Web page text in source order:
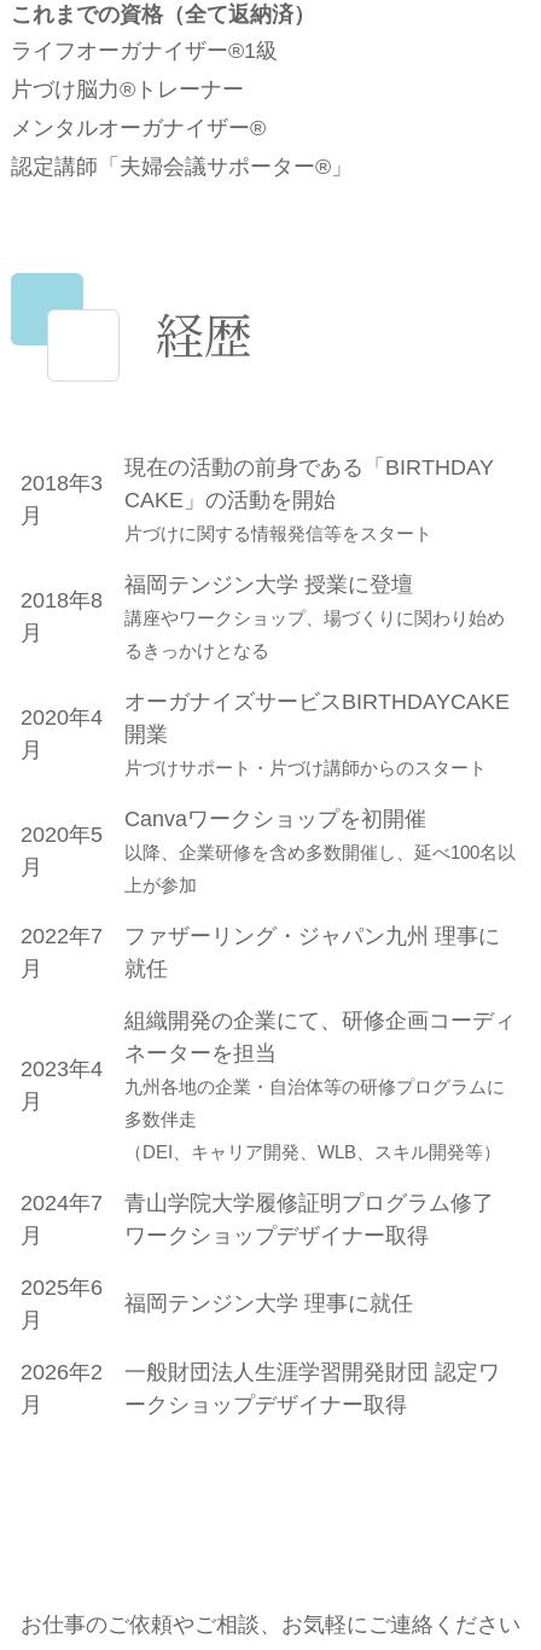
これまでの資格（全て返納済）
ライフオーガナイザー®1級
片づけ脳力®トレーナー
メンタルオーガナイザー®
認定講師「夫婦会議サポーター®」
経歴
2018年3
月
現在の活動の前身である「BIRTHDAY
CAKE」の活動を開始
片づけに関する情報発信等をスタート
2018年8
月
福岡テンジン大学 授業に登壇
講座やワークショップ、場づくりに関わり始め
るきっかけとなる
2020年4
月
オーガナイズサービスBIRTHDAYCAKE
開業
片づけサポート・片づけ講師からのスタート
2020年5
月
Canvaワークショップを初開催
以降、企業研修を含め多数開催し、延べ100名以
上が参加
2022年7
月
ファザーリング・ジャパン九州 理事に
就任
2023年4
月
組織開発の企業にて、研修企画コーディ
ネーターを担当
九州各地の企業・自治体等の研修プログラムに
多数伴走
（DEI、キャリア開発、WLB、スキル開発等）
2024年7
月
青山学院大学履修証明プログラム修了
ワークショップデザイナー取得
2025年6
月
福岡テンジン大学 理事に就任
2026年2
月
一般財団法人生涯学習開発財団 認定ワ
ークショップデザイナー取得
お仕事のご依頼やご相談、お気軽にご連絡ください